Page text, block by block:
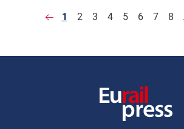
1 2 3 4 5 6 7 8